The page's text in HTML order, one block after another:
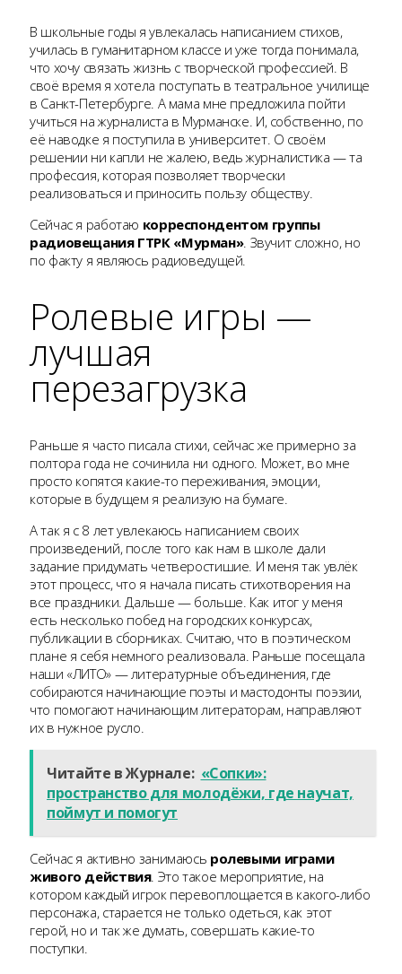
В школьные годы я увлекалась написанием стихов,
училась в гуманитарном классе и уже тогда понимала,
что хочу связать жизнь с творческой профессией. В
своё время я хотела поступать в театральное училище
в Санкт-Петербурге. А мама мне предложила пойти
учиться на журналиста в Мурманске. И, собственно, по
её наводке я поступила в университет. О своём
решении ни капли не жалею, ведь журналистика — та
профессия, которая позволяет творчески
реализоваться и приносить пользу обществу.
Сейчас я работаю корреспондентом группы
радиовещания ГТРК «Мурман». Звучит сложно, но
по факту я являюсь радиоведущей.
Ролевые игры —
лучшая
перезагрузка
Раньше я часто писала стихи, сейчас же примерно за
полтора года не сочинила ни одного. Может, во мне
просто копятся какие-то переживания, эмоции,
которые в будущем я реализую на бумаге.
А так я с 8 лет увлекаюсь написанием своих
произведений, после того как нам в школе дали
задание придумать четверостишие. И меня так увлёк
этот процесс, что я начала писать стихотворения на
все праздники. Дальше — больше. Как итог у меня
есть несколько побед на городских конкурсах,
публикации в сборниках. Считаю, что в поэтическом
плане я себя немного реализовала. Раньше посещала
наши «ЛИТО» — литературные объединения, где
собираются начинающие поэты и мастодонты поэзии,
что помогают начинающим литераторам, направляют
их в нужное русло.
Читайте в Журнале: «Сопки»:
пространство для молодёжи, где научат,
поймут и помогут
Сейчас я активно занимаюсь ролевыми играми
живого действия. Это такое мероприятие, на
котором каждый игрок перевоплощается в какого-либо
персонажа, старается не только одеться, как этот
герой, но и так же думать, совершать какие-то
поступки.